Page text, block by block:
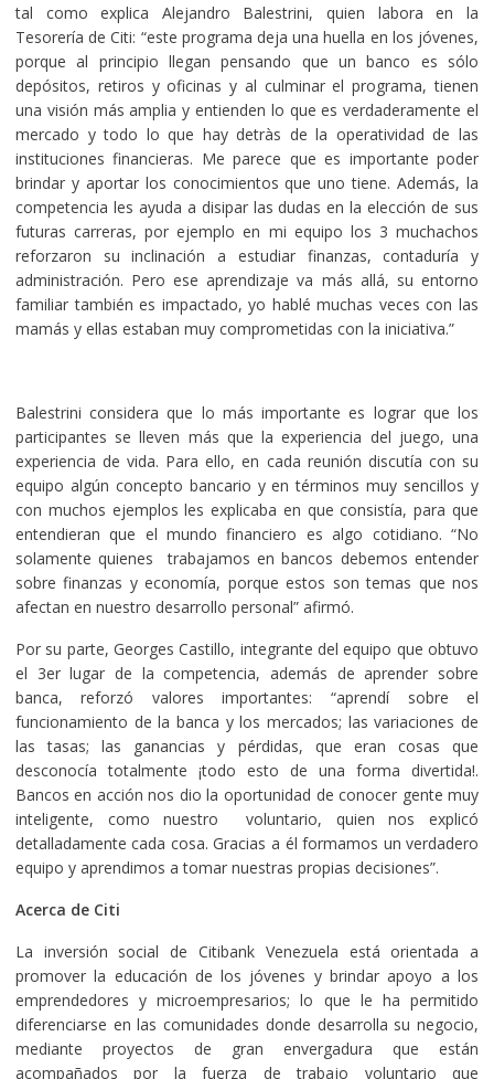
tal como explica Alejandro Balestrini, quien labora en la
Tesorería de Citi: “este programa deja una huella en los jóvenes,
porque al principio llegan pensando que un banco es sólo
depósitos, retiros y oficinas y al culminar el programa, tienen
una visión más amplia y entienden lo que es verdaderamente el
mercado y todo lo que hay detràs de la operatividad de las
instituciones financieras. Me parece que es importante poder
brindar y aportar los conocimientos que uno tiene. Además, la
competencia les ayuda a disipar las dudas en la elección de sus
futuras carreras, por ejemplo en mi equipo los 3 muchachos
reforzaron su inclinación a estudiar finanzas, contaduría y
administración. Pero ese aprendizaje va más allá, su entorno
familiar también es impactado, yo hablé muchas veces con las
mamás y ellas estaban muy comprometidas con la iniciativa.”
Balestrini considera que lo más importante es lograr que los
participantes se lleven más que la experiencia del juego, una
experiencia de vida. Para ello, en cada reunión discutía con su
equipo algún concepto bancario y en términos muy sencillos y
con muchos ejemplos les explicaba en que consistía, para que
entendieran que el mundo financiero es algo cotidiano. “No
solamente quienes trabajamos en bancos debemos entender
sobre finanzas y economía, porque estos son temas que nos
afectan en nuestro desarrollo personal” afirmó.
Por su parte, Georges Castillo, integrante del equipo que obtuvo
el 3er lugar de la competencia, además de aprender sobre
banca, reforzó valores importantes: “aprendí sobre el
funcionamiento de la banca y los mercados; las variaciones de
las tasas; las ganancias y pérdidas, que eran cosas que
desconocía totalmente ¡todo esto de una forma divertida!.
Bancos en acción nos dio la oportunidad de conocer gente muy
inteligente, como nuestro voluntario, quien nos explicó
detalladamente cada cosa. Gracias a él formamos un verdadero
equipo y aprendimos a tomar nuestras propias decisiones”.
Acerca de Citi
La inversión social de Citibank Venezuela está orientada a
promover la educación de los jóvenes y brindar apoyo a los
emprendedores y microempresarios; lo que le ha permitido
diferenciarse en las comunidades donde desarrolla su negocio,
mediante proyectos de gran envergadura que están
acompañados por la fuerza de trabajo voluntario que